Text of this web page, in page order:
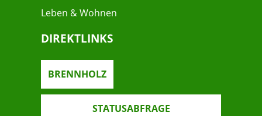
Leben & Wohnen
DIREKTLINKS
BRENNHOLZ
STATUSABFRAGE